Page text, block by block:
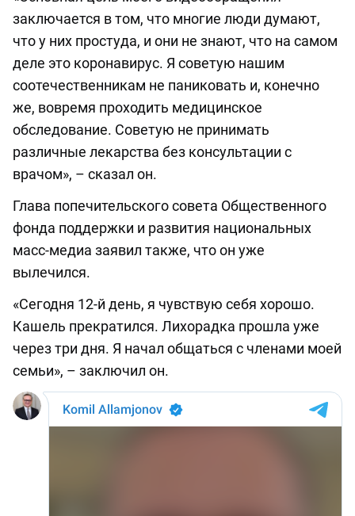
заключается в том, что многие люди думают,
что у них простуда, и они не знают, что на самом
деле это коронавирус. Я советую нашим
соотечественникам не паниковать и, конечно
же, вовремя проходить медицинское
обследование. Советую не принимать
различные лекарства без консультации с
врачом», – сказал он.
Глава попечительского совета Общественного
фонда поддержки и развития национальных
масс-медиа заявил также, что он уже
вылечился.
«Сегодня 12-й день, я чувствую себя хорошо.
Кашель прекратился. Лихорадка прошла уже
через три дня. Я начал общаться с членами моей
семьи», – заключил он.